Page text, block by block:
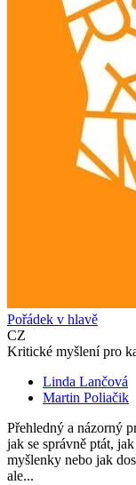
Pořádek v hlavě
CZ
Kritické myšlení pro
Linda Lančová
Martin Poliačik
Přehledný a názorný
jak se správně ptát,
myšlenky nebo jak
ale...